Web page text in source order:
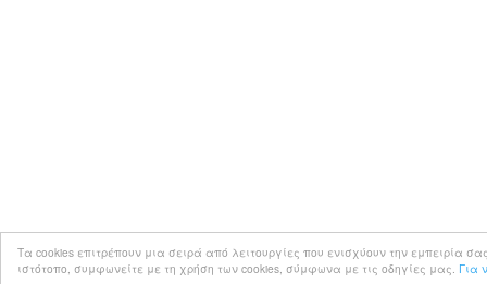
Τα cookies επιτρέπουν μια σειρά από λειτουργίες που ενισχύουν την εμπειρία
ιστότοπο, συμφωνείτε με τη χρήση των cookies, σύμφωνα με τις οδηγίες μας. Για